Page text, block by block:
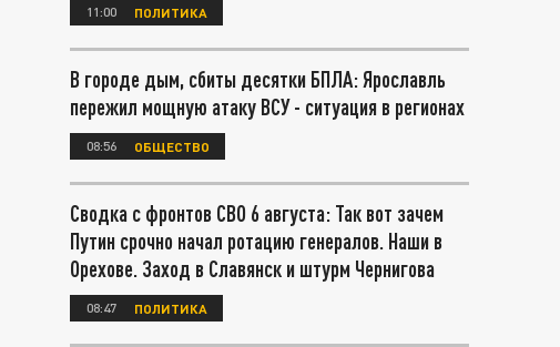
11:00 ПОЛИТИКА
В городе дым, сбиты десятки БПЛА: Ярославль
пережил мощную атаку ВСУ - ситуация в регионах
08:56 ОБЩЕСТВО
Сводка с фронтов СВО 6 августа: Так вот зачем
Путин срочно начал ротацию генералов. Наши в
Орехове. Заход в Славянск и штурм Чернигова
08:47 ПОЛИТИКА